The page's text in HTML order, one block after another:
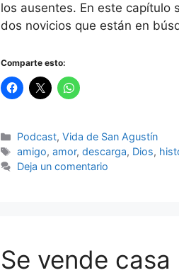
los ausentes. En este capítulo
dos novicios que están en
Comparte esto:
Categorías
Podcast,Vida de San Agustín
Etiquetas
amigo,amor,descarga, Dios,
Deja un comentario
Se vende